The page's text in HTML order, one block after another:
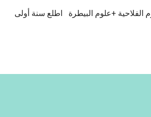
الفلاحية +علوم البيطرة اطلع سنة أولى